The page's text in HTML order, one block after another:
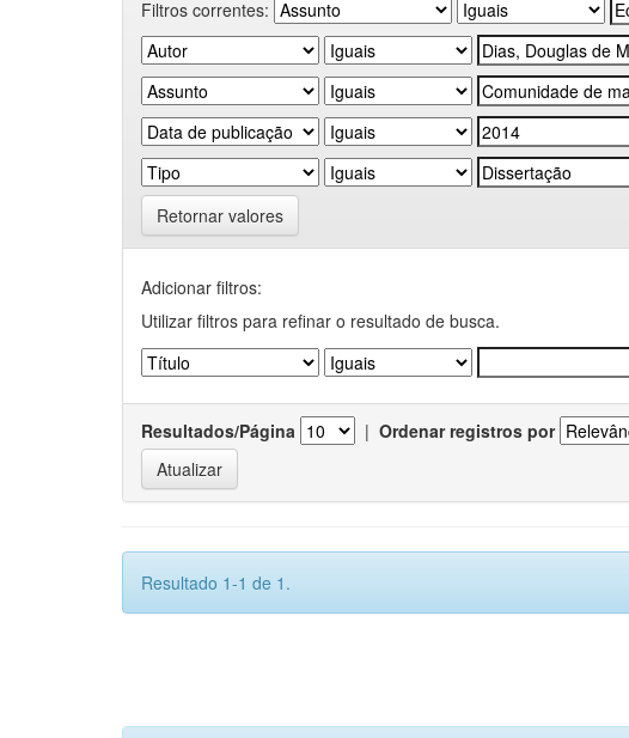
Filtros correntes:
Retornar valores
Adicionar filtros:
Utilizar filtros para refinar o resultado de busca.
Resultados/Página | Ordenar registros por
Resultado 1-1 de 1.